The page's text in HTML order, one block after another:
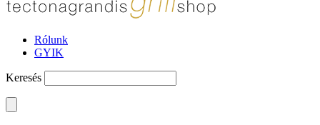
Rólunk
GYIK
Keresés